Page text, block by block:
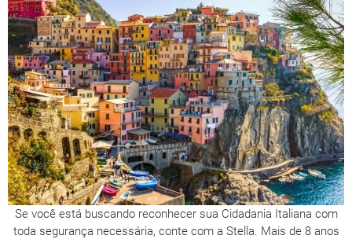
Se você está buscando reconhecer sua Cidadania Italiana com
toda segurança necessária, conte com a Stella. Mais de 8 anos